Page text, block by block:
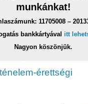
munkánkat!
11705008 –
bankkártyával itt
Nagyon köszönjük.
érettségi